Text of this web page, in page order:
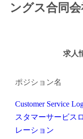
コンサルティ
WEB（デジタ
半導体
ングス合同
求人
ポジション名
Customer Service
スタマーサービス
レーション